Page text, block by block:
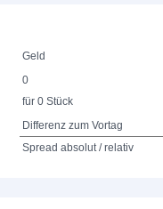
Geld
0
für 0 Stück
Differenz zum Vortag
Spread absolut / relativ